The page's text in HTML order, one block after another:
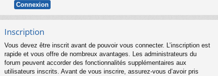
Inscription
Vous devez être inscrit avant de pouvoir vous connecter. L’inscription est
rapide et vous offre de nombreux avantages. Les administrateurs du
forum peuvent accorder des fonctionnalités supplémentaires aux
utilisateurs inscrits. Avant de vous inscrire, assurez-vous d’avoir pris